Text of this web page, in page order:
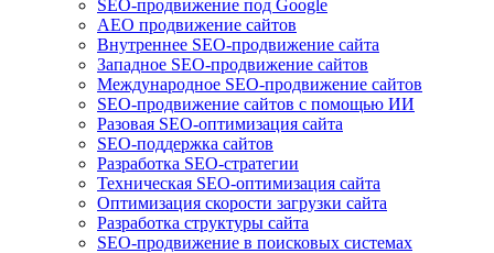
SEO-продвижение под Google
AEO продвижение сайтов
Внутреннее SEO-продвижение сайта
Западное SEO-продвижение сайтов
Международное SEO-продвижение сайтов
SEO-продвижение сайтов с помощью ИИ
Разовая SEO-оптимизация сайта
SEO-поддержка сайтов
Разработка SEO-стратегии
Техническая SEO-оптимизация сайта
Оптимизация скорости загрузки сайта
Разработка структуры сайта
SEO-продвижение в поисковых системах